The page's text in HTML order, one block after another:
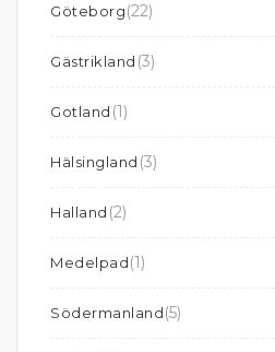
Göteborg(22)
Gästrikland (3)
Gotland (1)
Hälsingland (3)
Halland (2)
Medelpad(1)
Södermanland(5)